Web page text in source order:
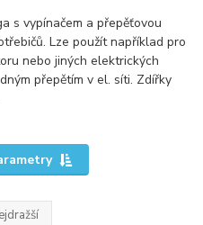
s vypínačem a přepěťovou
Lze použít například pro
nebo jiných elektrických
přepětím v el. síti. Zdířky